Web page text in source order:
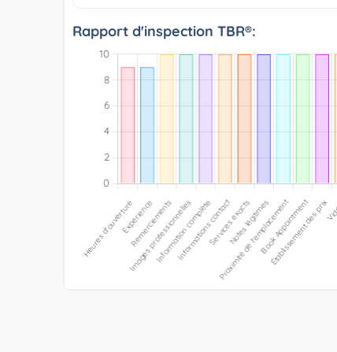
Rapport d'inspection TBR®: